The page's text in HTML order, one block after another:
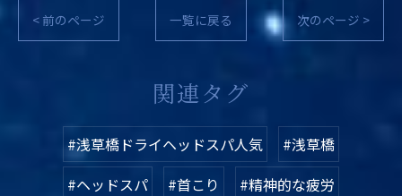
< 前のページ 一覧に戻る 次のページ >
関連タグ
#浅草橋ドライヘッドスパ人気
#浅草橋
#ヘッドスパ
#首こり
#精神的な疲労